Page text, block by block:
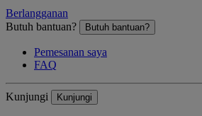
Berlangganan
Butuh bantuan?
Butuh bantuan?
Pemesanan saya
FAQ
Kunjungi Kunjungi